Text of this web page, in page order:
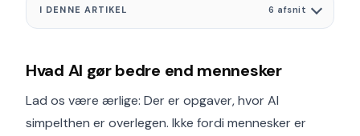
I DENNE ARTIKEL 6 afsnit
Hvad AI gør bedre end mennesker
Lad os være ærlige: Der er opgaver, hvor AI
simpelthen er overlegen. Ikke fordi mennesker er